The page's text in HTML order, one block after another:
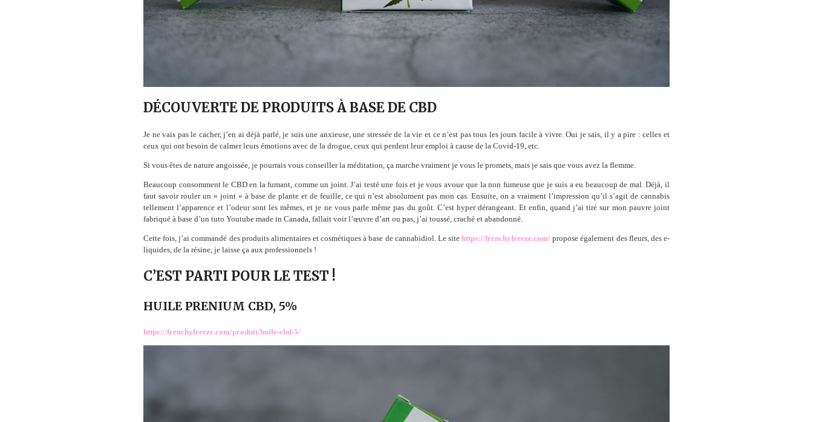
DÉCOUVERTE DE PRODUITS À BASE DE CBD
Je ne vais pas le cacher, j’en ai déjà parlé, je suis une anxieuse, une stressée de la vie et ce n’est pas tous les jours facile à vivre. Oui je sais, il y a pire : celles et
ceux qui ont besoin de calmer leurs émotions avec de la drogue, ceux qui perdent leur emploi à cause de la Covid-19, etc.
Si vous êtes de nature angoissée, je pourrais vous conseiller la méditation, ça marche vraiment je vous le promets, mais je sais que vous avez la flemme.
Beaucoup consomment le CBD en la fumant, comme un joint. J’ai testé une fois et je vous avoue que la non fumeuse que je suis a eu beaucoup de mal. Déjà, il
faut savoir rouler un « joint » à base de plante et de feuille, ce qui n’est absolument pas mon cas. Ensuite, on a vraiment l’impression qu’il s’agit de cannabis
tellement l’apparence et l’odeur sont les mêmes, et je ne vous parle même pas du goût. C’est hyper dérangeant. Et enfin, quand j’ai tiré sur mon pauvre joint
fabriqué à base d’un tuto Youtube made in Canada, fallait voir l’œuvre d’art ou pas, j’ai toussé, craché et abandonné.
Cette fois, j’ai commandé des produits alimentaires et cosmétiques à base de cannabidiol. Le sitehttps://frenchyfreeze.com/ propose également des fleurs, des e-
liquides, de la résine, je laisse ça aux professionnels !
C’EST PARTI POUR LE TEST !
HUILE PRENIUM CBD, 5%
https://frenchyfreeze.com/produit/huile-cbd-5/